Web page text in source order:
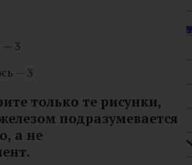
— 3
— 3
только те рисунки,
подразумевается
а не